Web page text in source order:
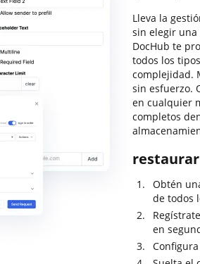
Lleva la
sin elegir una
DocHub te
todos los
complejidad.
sin esfuerzo.
en cualquier
completos
Obtén
de todos
en